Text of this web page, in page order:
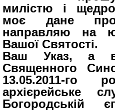
милістю і
моє дане
направляю на
Вашої Святості.
Ваш Указ, а
Священного
13.05.2011-
архієрейське
Богородській